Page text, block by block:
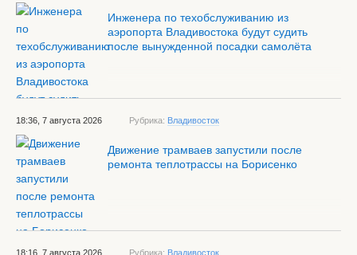
Инженера по техобслуживанию из
аэропорта Владивостока будут судить
после вынужденной посадки самолёта
18:36, 7 августа 2026 Рубрика: Владивосток
Движение трамваев запустили после
ремонта теплотрассы на Борисенко
18:16, 7 августа 2026 Рубрика: Владивосток